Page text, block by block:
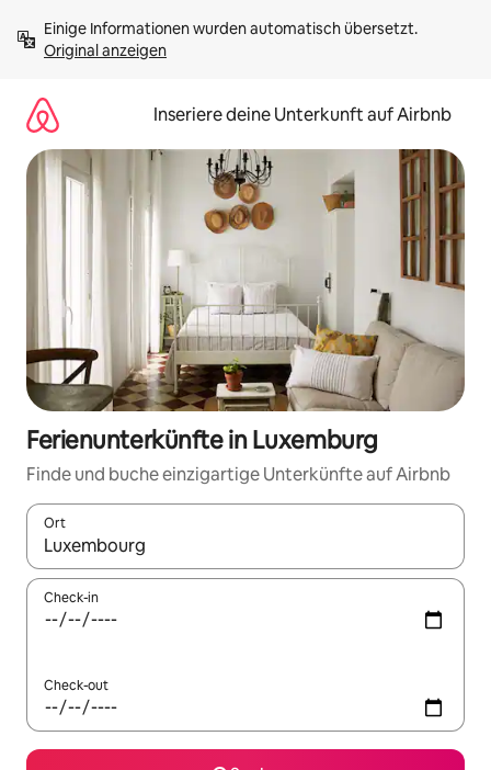
Inhalten
springenOriginal anzeigen
Inseriere deine Unterkunft auf Airbnb
Ferienunterkünfte in Luxemburg
Finde und buche einzigartige Unterkünfte auf Airbnb
Ort
Wenn Ergebnisse verfügbar sind, navigiere mit den
Check-in
Check-out